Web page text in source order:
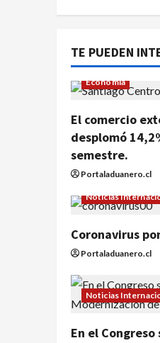
TE PUEDEN
Economía
El comercio
desplomó
semestre.
Portaladuanero.cl
Noticias
Coronavirus
Portaladuanero.cl
Noticias
En el